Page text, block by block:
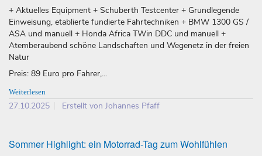
+ Aktuelles Equipment + Schuberth Testcenter + Grundlegende
Einweisung, etablierte fundierte Fahrtechniken + BMW 1300 GS /
ASA und manuell + Honda Africa TWin DDC und manuell +
Atemberaubend schöne Landschaften und Wegenetz in der freien
Natur
Preis: 89 Euro pro Fahrer,...
Weiterlesen
27.10.2025 Erstellt von Johannes Pfaff
Sommer Highlight: ein Motorrad-Tag zum Wohlfühlen